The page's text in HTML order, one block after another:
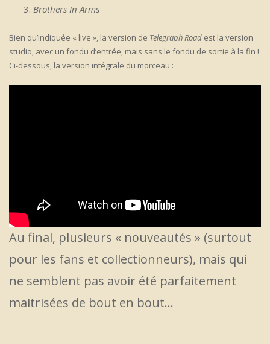
Brothers In Arms
Bien qu’indiquée « live », la version de Telegraph Road est la version
studio, avec un fondu d’entrée, mais sans le fondu de sortie à la fin !
Ci-dessous, la version intégrale du morceau :
Au final, plusieurs « nouveautés » (surtout
pour les fans et collectionneurs), mais qui
ne semblent pas avoir été parfaitement
maitrisées de bout en bout…